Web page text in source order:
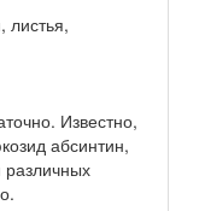
листья,
Известно,
абсинтин,
различных